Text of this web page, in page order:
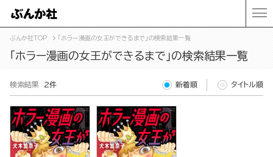
ぶんか社TOP 「ホラー漫画の女王ができるまで」の検索結果一覧
「ホラー漫画の女王ができるまで」の検索結果一覧
検索結果 2件 新着順 タイトル順